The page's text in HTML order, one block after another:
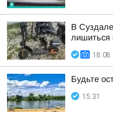
В
лишиться
18:08
Будьте
15:31